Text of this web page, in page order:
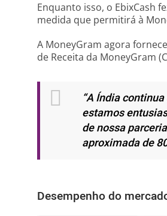
Enquanto isso, o EbixCash
medida que permitirá à
A MoneyGram agora
de Receita da MoneyGram
“A Índia
estamos
de nossa
aproximada de
Desempenho do